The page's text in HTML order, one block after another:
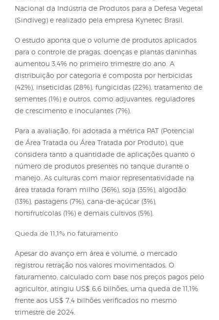
fungicidas, tratamento de sementes e outros
defensivos agrícolas no Brasil cresceu 1,8% em
comparação ao mesmo período do ano anterior,
totalizando mais de 831 milhões de hectares. Os
são de um levantamento encomendado pelo
Nacional da Indústria de Produtos para a Defesa
(Sindiveg) e realizado pela empresa Kynetec Brasil.
O estudo aponta que o volume de produtos
para o controle de pragas, doenças e plantas
aumentou 3,4% no primeiro trimestre do ano. A
distribuição por categoria é composta por
(42%), inseticidas (28%), fungicidas (22%),
sementes (1%) e outros, como adjuvantes,
de Área Tratada ou Área Tratada por Produto), que
considera tanto a quantidade de aplicações
número de produtos presentes no tanque durante
manejo. As culturas com maior representatividade
área tratada foram milho (36%), soja (35%), algodão